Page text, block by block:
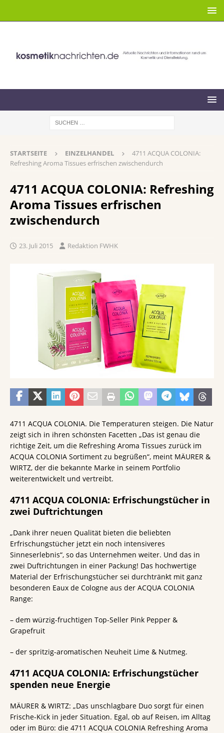
STARTSEITE EINZELHANDEL
4711 ACQUA COLONIA:
Refreshing Aroma Tissues erfrischen zwischendurch
4711 ACQUA COLONIA: Refreshing
Aroma Tissues erfrischen
zwischendurch
23. Juli 2015 Redaktion FWHK
4711 ACQUA COLONIA. Die Temperaturen steigen. Die Natur
zeigt sich in ihren schönsten Facetten „Das ist genau die
richtige Zeit, um die Refreshing Aroma Tissues zurück im
ACQUA COLONIA Sortiment zu begrüßen“, meint MÄURER &
WIRTZ, der die bekannte Marke in seinem Portfolio
weiterentwickelt und vertreibt.
4711 ACQUA COLONIA: Erfrischungstücher in
zwei Duftrichtungen
„Dank ihrer neuen Qualität bieten die beliebten
Erfrischungstücher jetzt ein noch intensiveres
Sinneserlebnis“, so das Unternehmen weiter. Und das in
zwei Duftrichtungen in einer Packung! Das hochwertige
Material der Erfrischungstücher sei durchtränkt mit ganz
besonderen Eaux de Cologne aus der ACQUA COLONIA
Range:
– dem würzig-fruchtigen Top-Seller Pink Pepper &
Grapefruit
– der spritzig-aromatischen Neuheit Lime & Nutmeg.
4711 ACQUA COLONIA: Erfrischungstücher
spenden neue Energie
MÄURER & WIRTZ: „Das unschlagbare Duo sorgt für einen
Frische-Kick in jeder Situation. Egal, ob auf Reisen, im Alltag
oder im Büro: die 4711 ACQUA COLONIA Refreshing Aroma